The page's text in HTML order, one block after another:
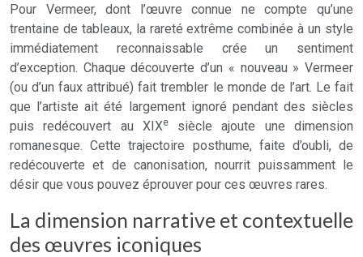
Pour Vermeer, dont l’œuvre connue ne compte qu’une
trentaine de tableaux, la rareté extrême combinée à un style
immédiatement reconnaissable crée un sentiment
d’exception. Chaque découverte d’un « nouveau » Vermeer
(ou d’un faux attribué) fait trembler le monde de l’art. Le fait
que l’artiste ait été largement ignoré pendant des siècles
puis redécouvert au XIXesiècle ajoute une dimension
romanesque. Cette trajectoire posthume, faite d’oubli, de
redécouverte et de canonisation, nourrit puissamment le
désir que vous pouvez éprouver pour ces œuvres rares.
La dimension narrative et contextuelle
des œuvres iconiques